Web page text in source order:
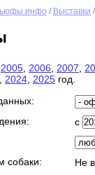
/ Выставки
2005 2006 2007
2024 2025 год.
с
собаки:
Не